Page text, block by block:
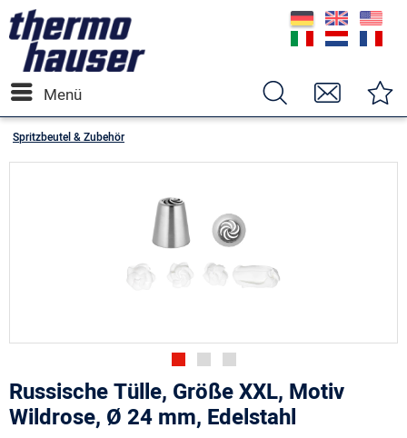
Menü
Spritzbeutel & Zubehör
Russische Tülle, Größe XXL, Motiv
Wildrose, Ø 24 mm, Edelstahl